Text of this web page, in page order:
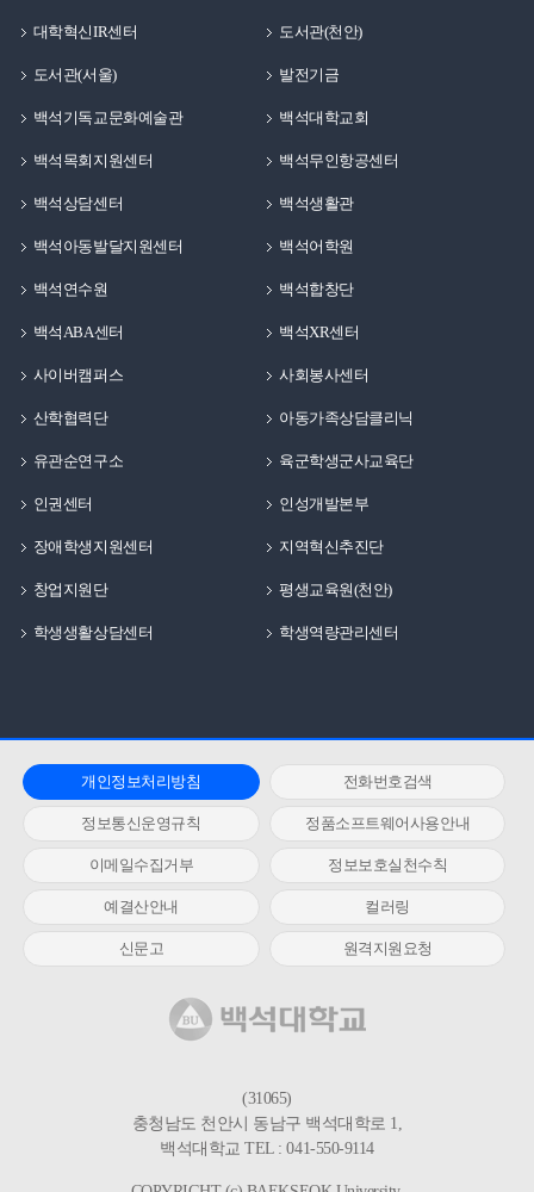
대학혁신IR센터 도서관(천안)
도서관(서울) 발전기금
백석기독교문화예술관 백석대학교회
백석목회지원센터 백석무인항공센터
백석상담센터 백석생활관
백석아동발달지원센터 백석어학원
백석연수원 백석합창단
백석ABA센터 백석XR센터
사이버캠퍼스 사회봉사센터
산학협력단 아동가족상담클리닉
유관순연구소 육군학생군사교육단
인권센터 인성개발본부
장애학생지원센터 지역혁신추진단
창업지원단 평생교육원(천안)
학생생활상담센터 학생역량관리센터
개인정보처리방침 전화번호검색
정보통신운영규칙 정품소프트웨어사용안내
이메일수집거부 정보보호실천수칙
예결산안내 컬러링
신문고 원격지원요청
(31065)
충청남도 천안시 동남구 백석대학로 1,
백석대학교 TEL : 041-550-9114